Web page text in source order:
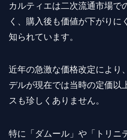
カルティエは二次流通市場で
く、購入後も価値が下がりに
知られています。
近年の急激な価格改定により
デルが現在では当時の定価以
スも珍しくありません。
特に「ダムール」や「トリニ